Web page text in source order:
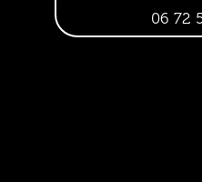
06 72